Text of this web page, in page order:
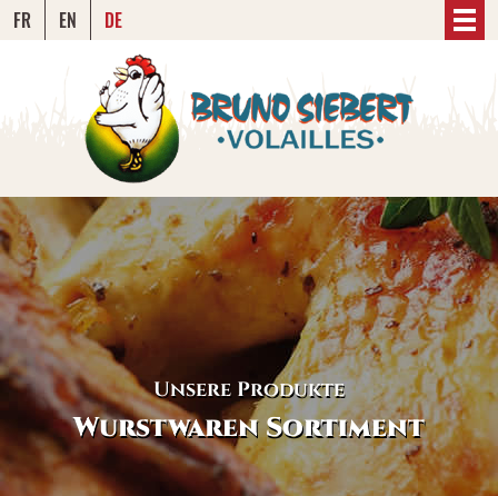
FR EN DE
Unsere Produkte
Wurstwaren Sortiment